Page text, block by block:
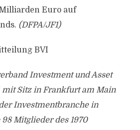
Euro auf
(DFPA/JF1)
BVI
Investment und Asset
mit Sitz in Frankfurt am Main
Investmentbranche in
Mitglieder des 1970